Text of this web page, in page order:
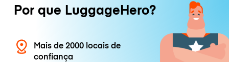
Por que LuggageHero?
Mais de 2000 locais de
confiança